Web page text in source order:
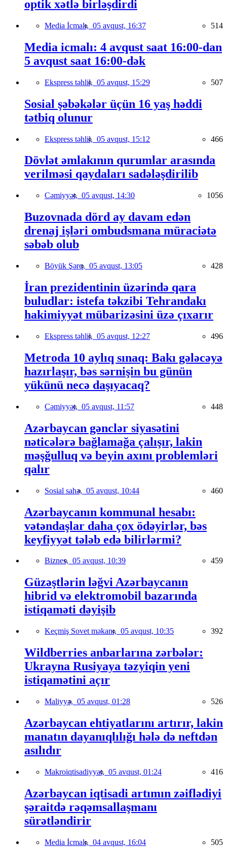
optik xətlə birləşdirdi
Media İcmalı, 05 avqust, 16:37 514
Media icmalı: 4 avqust saat 16:00-dan
5 avqust saat 16:00-dək
Ekspress təhlil, 05 avqust, 15:29 507
Sosial şəbəkələr üçün 16 yaş həddi
tətbiq olunur
Ekspress təhlil, 05 avqust, 15:12 466
Dövlət əmlakının qurumlar arasında
verilməsi qaydaları sadələşdirilib
Cəmiyyət, 05 avqust, 14:30 1056
Buzovnada dörd ay davam edən
drenaj işləri ombudsmana müraciətə
səbəb olub
Böyük Şərq, 05 avqust, 13:05 428
İran prezidentinin üzərində qara
buludlar: istefa təkzibi Tehrandakı
hakimiyyət mübarizəsini üzə çıxarır
Ekspress təhlil, 05 avqust, 12:27 496
Metroda 10 aylıq sınaq: Bakı gələcəyə
hazırlaşır, bəs sərnişin bu günün
yükünü necə daşıyacaq?
Cəmiyyət, 05 avqust, 11:57 448
Azərbaycan gənclər siyasətini
nəticələrə bağlamağa çalışır, lakin
məşğulluq və beyin axını problemləri
qalır
Sosial sahə, 05 avqust, 10:44 460
Azərbaycanın kommunal hesabı:
vətəndaşlar daha çox ödəyirlər, bəs
keyfiyyət tələb edə bilirlərmi?
Biznes, 05 avqust, 10:39 459
Güzəştlərin ləğvi Azərbaycanın
hibrid və elektromobil bazarında
istiqaməti dəyişib
Keçmiş Sovet məkanı, 05 avqust, 10:35 392
Wildberries anbarlarına zərbələr:
Ukrayna Rusiyaya təzyiqin yeni
istiqamətini açır
Maliyyə, 05 avqust, 01:28 526
Azərbaycan ehtiyatlarını artırır, lakin
manatın dayanıqlılığı hələ də neftdən
asılıdır
Makroiqtisadiyyat, 05 avqust, 01:24 416
Azərbaycan iqtisadi artımın zəiflədiyi
şəraitdə rəqəmsallaşmanı
sürətləndirir
Media İcmalı, 04 avqust, 16:04 505